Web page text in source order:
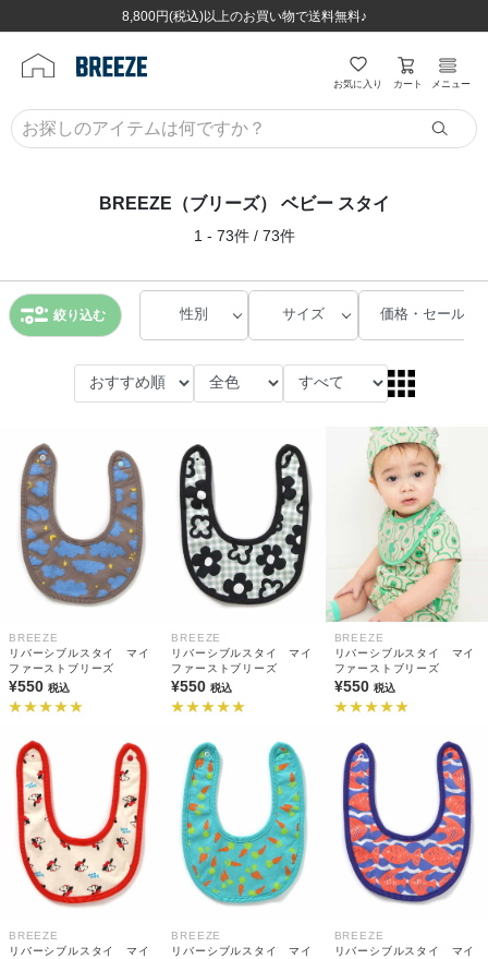
8,800円(税込)以上のお買い物で送料無料♪
ほぼ全品半額！！8/12(水)お昼12:59まで！！
8,800円(税込)以上のお買い物で送料無料♪
ほぼ全品半額！！8/12(水)お昼12:59まで！！
お気に入り カート メニュー
BREEZE（ブリーズ） ベビー スタイ
1 - 73件 / 73件
絞り込む 性別 サイズ 価格・セール
BREEZE
リバーシブルスタイ マイ
ファーストブリーズ
¥550 税込
BREEZE
リバーシブルスタイ マイ
ファーストブリーズ
¥550税込
BREEZE
リバーシブルスタイ マイ
ファーストブリーズ
¥550 税込
BREEZE
リバーシブルスタイ マイ
BREEZE
リバーシブルスタイ マイ
BREEZE
リバーシブルスタイ マイ